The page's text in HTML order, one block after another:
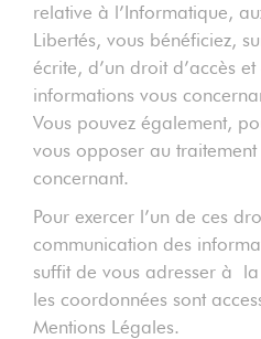
relative à l’Informatique,
Libertés, vous bénéficiez,
écrite, d’un droit d’accès
informations vous
Vous pouvez également,
vous opposer au
concernant.
Pour exercer l’un de ces
communication des
suffit de vous adresser à
les coordonnées sont
Mentions Légales.